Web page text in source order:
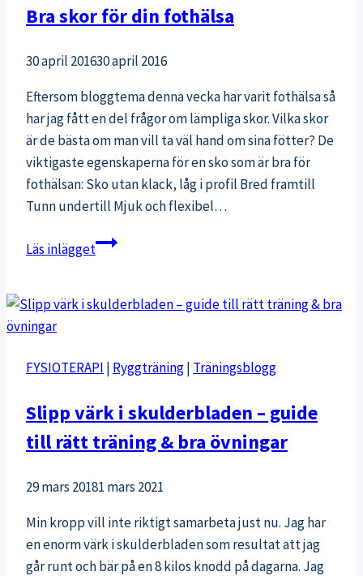
/
ben
Bra skor för din fothälsa
30 april 201630 april 2016
Eftersom bloggtema denna vecka har varit fothälsa så
har jag fått en del frågor om lämpliga skor. Vilka skor
är de bästa om man vill ta väl hand om sina fötter? De
viktigaste egenskaperna för en sko som är bra för
fothälsan: Sko utan klack, låg i profil Bred framtill
Tunn undertill Mjuk och flexibel…
Läs inläggetBra
din
FYSIOTERAPI | Ryggträning| Träningsblogg
Slipp värk i skulderbladen – guide
till rätt träning & bra övningar
29 mars 20181 mars 2021
Min kropp vill inte riktigt samarbeta just nu. Jag har
en enorm värk i skulderbladen som resultat att jag
går runt och bär på en 8 kilos knodd på dagarna. Jag